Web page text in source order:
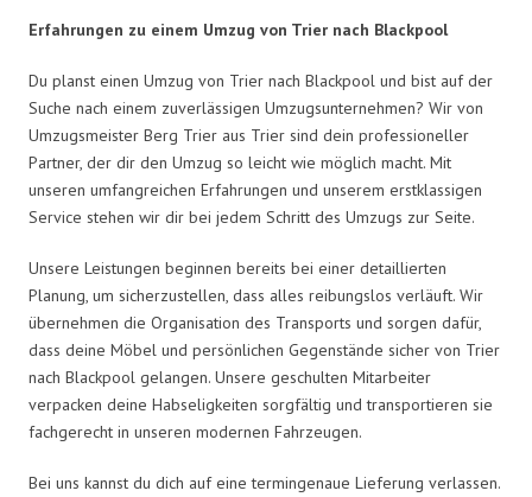
Erfahrungen zu einem Umzug von Trier nach Blackpool
Du planst einen Umzug von Trier nach Blackpool und bist auf der
Suche nach einem zuverlässigen Umzugsunternehmen? Wir von
Umzugsmeister Berg Trier aus Trier sind dein professioneller
Partner, der dir den Umzug so leicht wie möglich macht. Mit
unseren umfangreichen Erfahrungen und unserem erstklassigen
Service stehen wir dir bei jedem Schritt des Umzugs zur Seite.
Unsere Leistungen beginnen bereits bei einer detaillierten
Planung, um sicherzustellen, dass alles reibungslos verläuft. Wir
übernehmen die Organisation des Transports und sorgen dafür,
dass deine Möbel und persönlichen Gegenstände sicher von Trier
nach Blackpool gelangen. Unsere geschulten Mitarbeiter
verpacken deine Habseligkeiten sorgfältig und transportieren sie
fachgerecht in unseren modernen Fahrzeugen.
Bei uns kannst du dich auf eine termingenaue Lieferung verlassen.